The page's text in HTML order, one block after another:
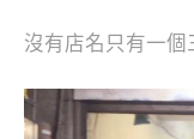
沒有店名只有一個